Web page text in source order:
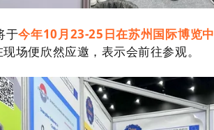
于今年10月23-25日在苏州国际博览
场便欣然应邀，表示会前往参观。